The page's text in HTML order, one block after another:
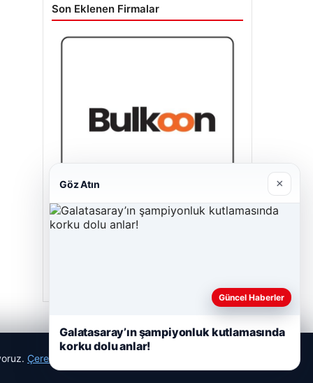
Son Eklenen Firmalar
Bulkoon Toptan Ayakkabı
Çerez Politikamız
Göz Atın ×
Güncel Haberler
Galatasaray’ın şampiyonluk kutlamasında
korku dolu anlar!